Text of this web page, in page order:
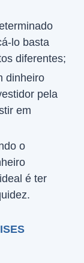
lo basta
diferentes;
dinheiro
pela
em
o
é ter